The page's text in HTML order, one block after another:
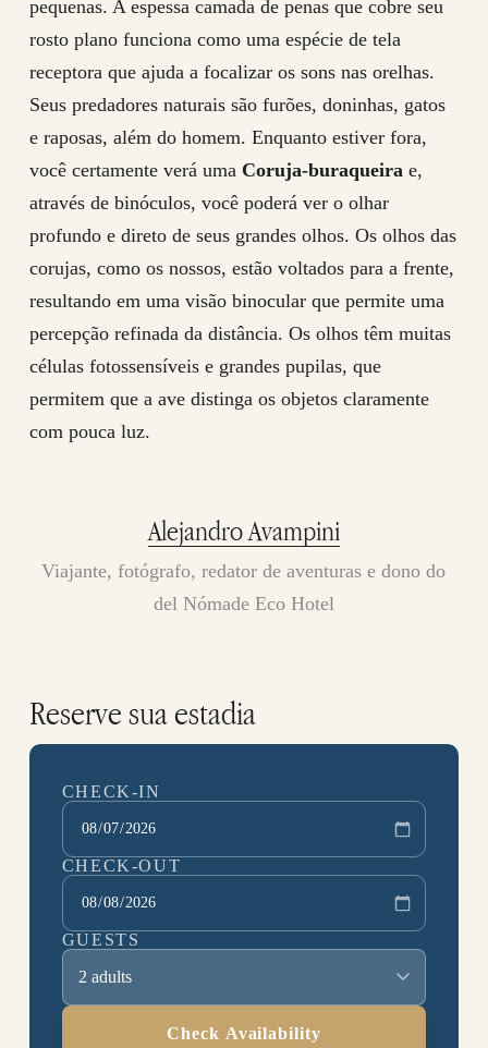
pequenas. A espessa camada de penas que cobre seu
rosto plano funciona como uma espécie de tela
receptora que ajuda a focalizar os sons nas orelhas.
Seus predadores naturais são furões, doninhas, gatos
e raposas, além do homem. Enquanto estiver fora,
você certamente verá uma Coruja-buraqueirae,
através de binóculos, você poderá ver o olhar
profundo e direto de seus grandes olhos. Os olhos das
corujas, como os nossos, estão voltados para a frente,
resultando em uma visão binocular que permite uma
percepção refinada da distância. Os olhos têm muitas
células fotossensíveis e grandes pupilas, que
permitem que a ave distinga os objetos claramente
com pouca luz.
Alejandro Avampini
Viajante, fotógrafo, redator de aventuras e dono do
del Nómade Eco Hotel
Reserve sua estadia
CHECK-IN
CHECK-OUT
GUESTS
2 adults
Check Availability